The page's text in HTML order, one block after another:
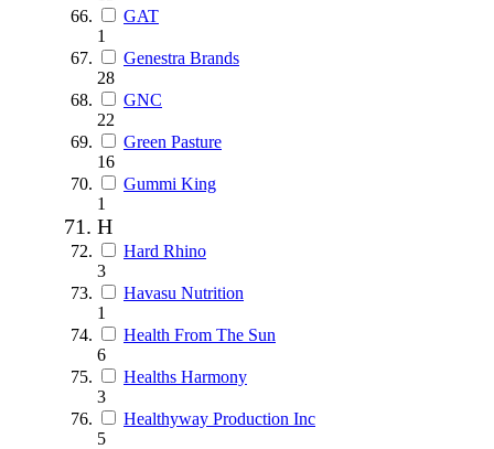
GAT
1
Genestra Brands
28
GNC
22
Green Pasture
16
Gummi King
1
H
Hard Rhino
3
Havasu Nutrition
1
Health From The Sun
6
Healths Harmony
3
Healthyway Production Inc
5